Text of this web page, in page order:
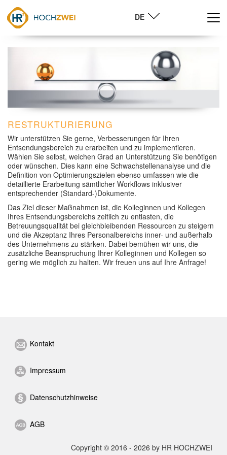
DE
RESTRUKTURIERUNG
Wir unterstützen Sie gerne, Verbesserungen für Ihren
Entsendungsbereich zu erarbeiten und zu implementieren.
Wählen Sie selbst, welchen Grad an Unterstützung Sie benötigen
oder wünschen. Dies kann eine Schwachstellenanalyse und die
Definition von Optimierungszielen ebenso umfassen wie die
detaillierte Erarbeitung sämtlicher Workflows inklusiver
entsprechender (Standard-)Dokumente.
Das Ziel dieser Maßnahmen ist, die Kolleginnen und Kollegen
Ihres Entsendungsbereichs zeitlich zu entlasten, die
Betreuungsqualität bei gleichbleibenden Ressourcen zu steigern
und die Akzeptanz Ihres Personalbereichs inner- und außerhalb
des Unternehmens zu stärken. Dabei bemühen wir uns, die
zusätzliche Beanspruchung Ihrer Kolleginnen und Kollegen so
gering wie möglich zu halten. Wir freuen uns auf Ihre Anfrage!
Kontakt
Impressum
Datenschutzhinweise
AGB
Copyright © 2016 - 2026 by HR HOCHZWEI